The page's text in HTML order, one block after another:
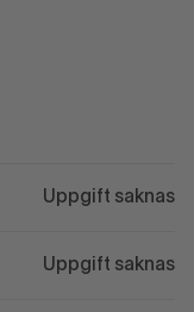
Uppgift saknas
Uppgift saknas